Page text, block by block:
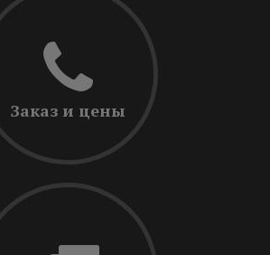
Заказ и цены